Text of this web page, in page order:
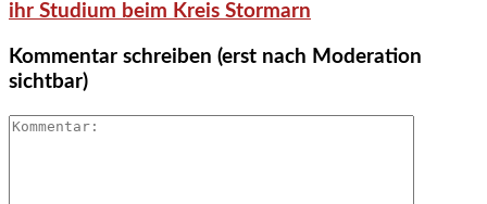
ihr Studium beim Kreis Stormarn
Kommentar schreiben (erst nach Moderation
sichtbar)